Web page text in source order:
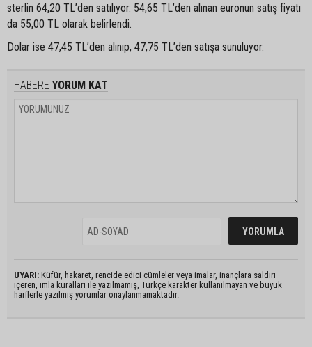
sterlin 64,20 TL’den satılıyor. 54,65 TL’den alınan euronun satış fiyatı
da 55,00 TL olarak belirlendi.
Dolar ise 47,45 TL’den alınıp, 47,75 TL’den satışa sunuluyor.
HABERE YORUM KAT
UYARI: Küfür, hakaret, rencide edici cümleler veya imalar, inançlara saldırı
içeren, imla kuralları ile yazılmamış, Türkçe karakter kullanılmayan ve büyük
harflerle yazılmış yorumlar onaylanmamaktadır.